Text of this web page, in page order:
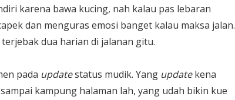
karena bawa kucing, nah kalau pas lebaran
dan menguras emosi banget kalau maksa jalan.
dua harian di jalanan gitu.
pada updatestatus mudik. Yang updatekena
kampung halaman lah, yang udah bikin kue